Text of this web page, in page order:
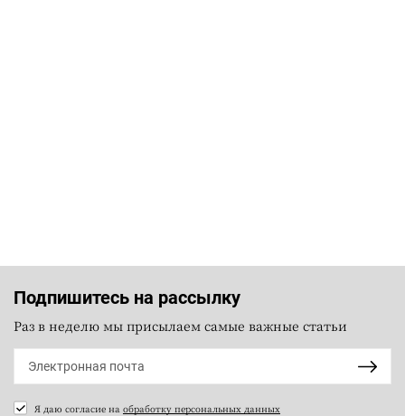
Подпишитесь на рассылку
Раз в неделю мы присылаем самые важные статьи
Я даю согласие на обработку персональных данных